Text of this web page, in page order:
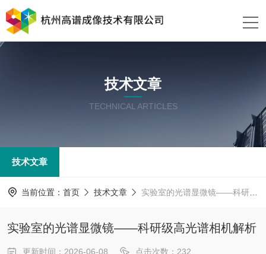
技术文章
TECHNICAL ARTICLES
技术文章
当前位置： 首页 技术文章 实验室的光谱显微镜——科研级高光谱相机解析
实验室的光谱显微镜——科研级高光谱相机解析
更新时间：2026-06-08 点击次数：232